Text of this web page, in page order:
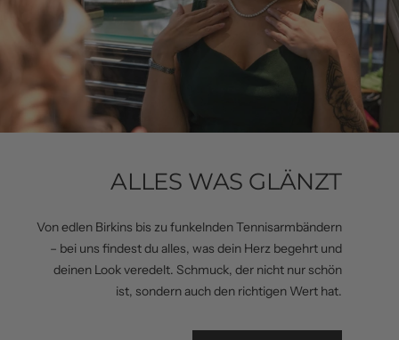
ALLES WAS GLÄNZT
Von edlen Birkins bis zu funkelnden Tennisarmbändern
– bei uns findest du alles, was dein Herz begehrt und
deinen Look veredelt. Schmuck, der nicht nur schön
ist, sondern auch den richtigen Wert hat.